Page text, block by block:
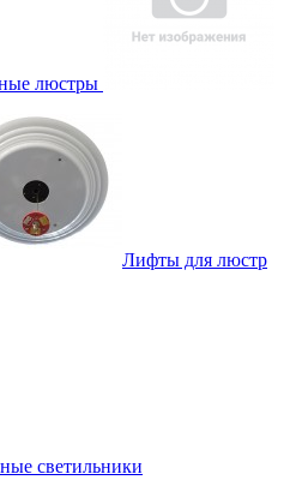
люстры
Лифты для люстр
светильники